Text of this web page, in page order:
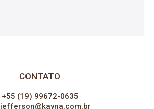
CONTATO
+55 (19) 99672-0635
jefferson@kayna.com.br